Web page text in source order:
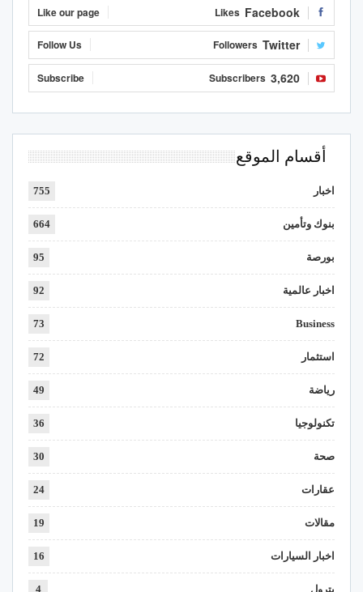
Facebook
Likes
Like our page
Twitter
Followers
Follow Us
3,620
Subscribers
Subscribe
أقسام الموقع
اخبار 755
بنوك وتأمين 664
بورصة 95
اخبار عالمية 92
Business
73
استثمار 72
رياضة 49
تكنولوجيا 36
صحة 30
عقارات 24
مقالات 19
اخبار السيارات 16
بترول 4